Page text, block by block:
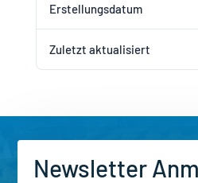
Erstellungsdatum
Zuletzt aktualisiert
Newsletter